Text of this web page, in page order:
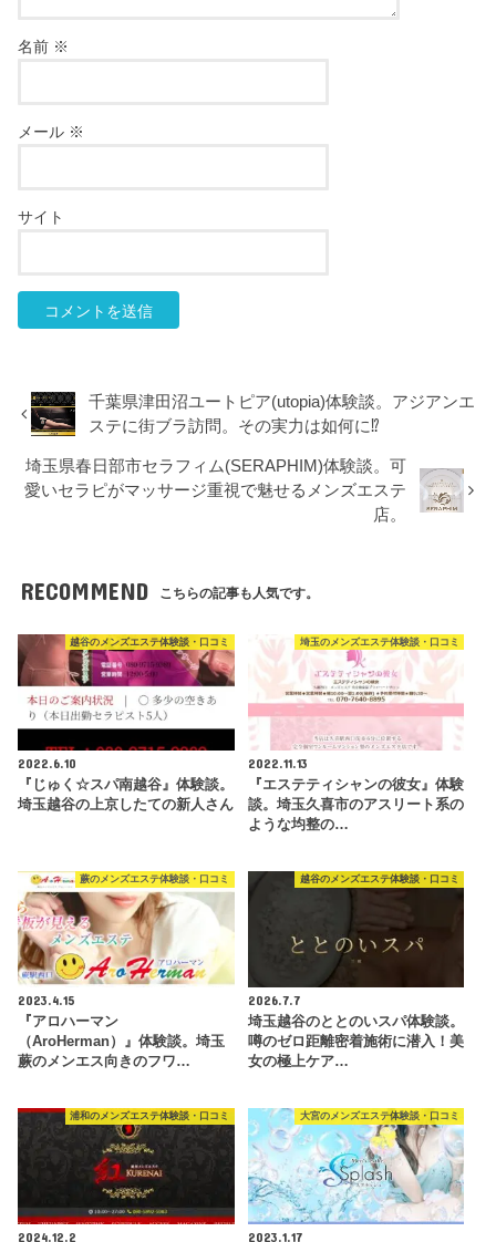
名前 ※
メール ※
サイト
千葉県津田沼ユートピア(utopia)体験談。アジアンエ
ステに街ブラ訪問。その実力は如何に⁉
埼玉県春日部市セラフィム(SERAPHIM)体験談。可
愛いセラピがマッサージ重視で魅せるメンズエステ
店。
RECOMMEND こちらの記事も人気です。
越谷のメンズエステ体験談・口コミ
2022.6.10
『じゅく☆スパ南越谷』体験談。
埼玉越谷の上京したての新人さん
埼玉のメンズエステ体験談・口コミ
2022.11.13
『エステティシャンの彼女』体験
談。埼玉久喜市のアスリート系の
ような均整の…
蕨のメンズエステ体験談・口コミ
2023.4.15
『アロハーマン
（AroHerman）』体験談。埼玉
蕨のメンエス向きのフワ…
越谷のメンズエステ体験談・口コミ
2026.7.7
埼玉越谷のととのいスパ体験談。
噂のゼロ距離密着施術に潜入！美
女の極上ケア…
浦和のメンズエステ体験談・口コミ
2024.12.2
大宮のメンズエステ体験談・口コミ
2023.1.17